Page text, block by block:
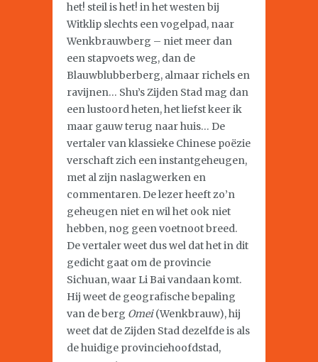
het! steil is het! in het westen bij
Witklip slechts een vogelpad, naar
Wenkbrauwberg – niet meer dan
een stapvoets weg, dan de
Blauwblubberberg, almaar richels en
ravijnen… Shu’s Zijden Stad mag dan
een lustoord heten, het liefst keer ik
maar gauw terug naar huis… De
vertaler van klassieke Chinese poëzie
verschaft zich een instantgeheugen,
met al zijn naslagwerken en
commentaren. De lezer heeft zo’n
geheugen niet en wil het ook niet
hebben, nog geen voetnoot breed.
De vertaler weet dus wel dat het in dit
gedicht gaat om de provincie
Sichuan, waar Li Bai vandaan komt.
Hij weet de geografische bepaling
van de berg Omei(Wenkbrauw), hij
weet dat de Zijden Stad dezelfde is als
de huidige provinciehoofdstad,